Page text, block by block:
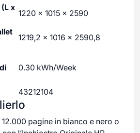
x
1220 x 1015 x 2590
1219,2 x 1016 x 2590,8
0.30 kWh/Week
43212104
pagine in bianco e nero o